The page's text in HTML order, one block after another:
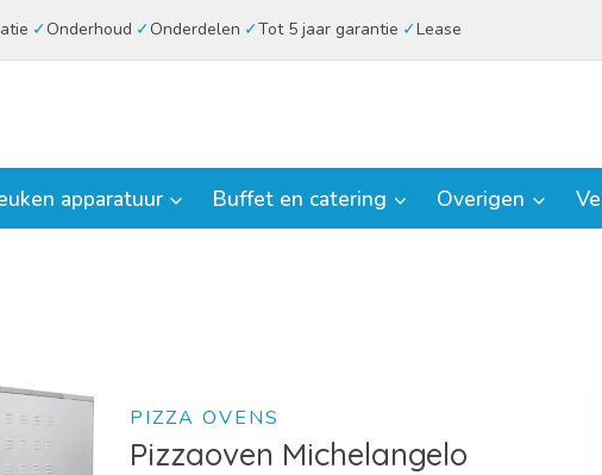
Onderhoud Onderdelen Tot 5 jaar garantie Lease
apparatuur Buffet en catering Overigen
PIZZA OVENS
Pizzaoven Michelangelo